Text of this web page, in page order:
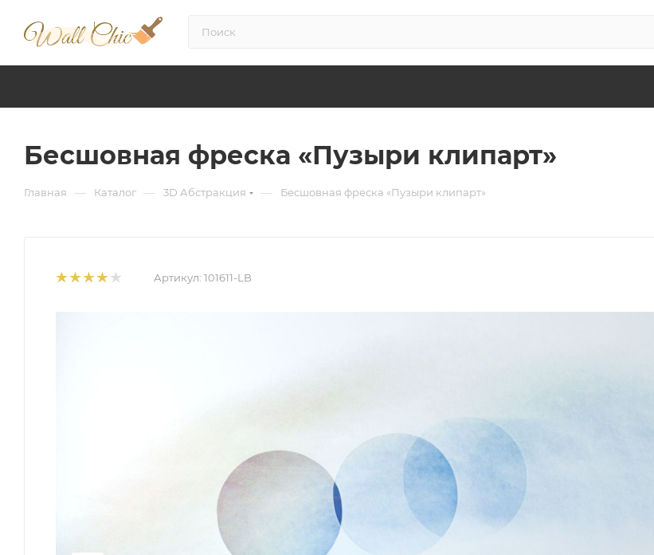
Бесшовная фреска «Пузыри клипарт»
Главная — Каталог — 3D Абстракция — Бесшовная фреска «Пузыри клипарт»
Артикул: 101611-LB